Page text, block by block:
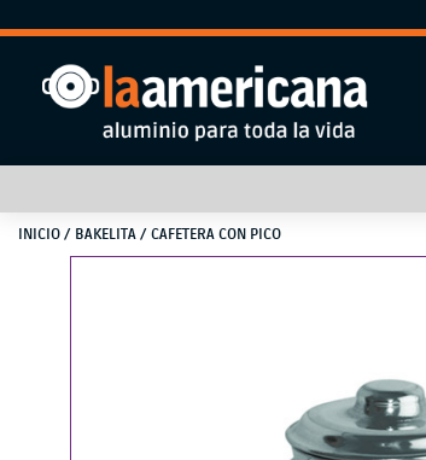
INICIO / BAKELITA / CAFETERA CON PICO